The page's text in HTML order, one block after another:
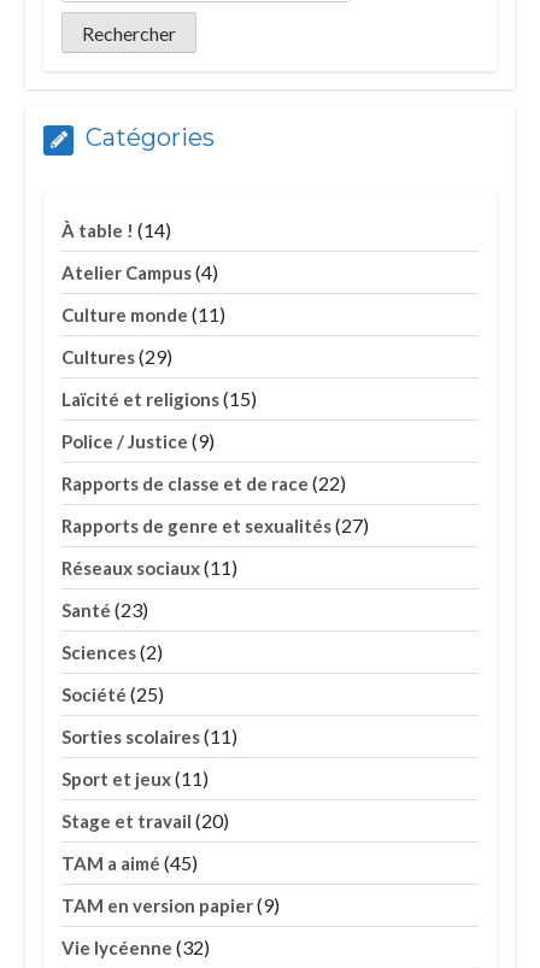
Catégories
À table ! (14)
Atelier Campus(4)
Culture monde (11)
Cultures(29)
Laïcité et religions(15)
Police / Justice (9)
Rapports de classe et de race (22)
Rapports de genre et sexualités(27)
Réseaux sociaux(11)
Santé (23)
Sciences(2)
Société (25)
Sorties scolaires(11)
Sport et jeux(11)
Stage et travail (20)
TAM a aimé (45)
TAM en version papier(9)
Vie lycéenne (32)